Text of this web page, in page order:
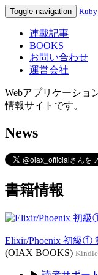
Toggle navigation
連載記事
BOOKS
お問い合わせ
運営会社
Webアプリケーショ
情報サイトです。
News
書籍情報
Elixir/Phoenix 初級①
(OIAX BOOKS)